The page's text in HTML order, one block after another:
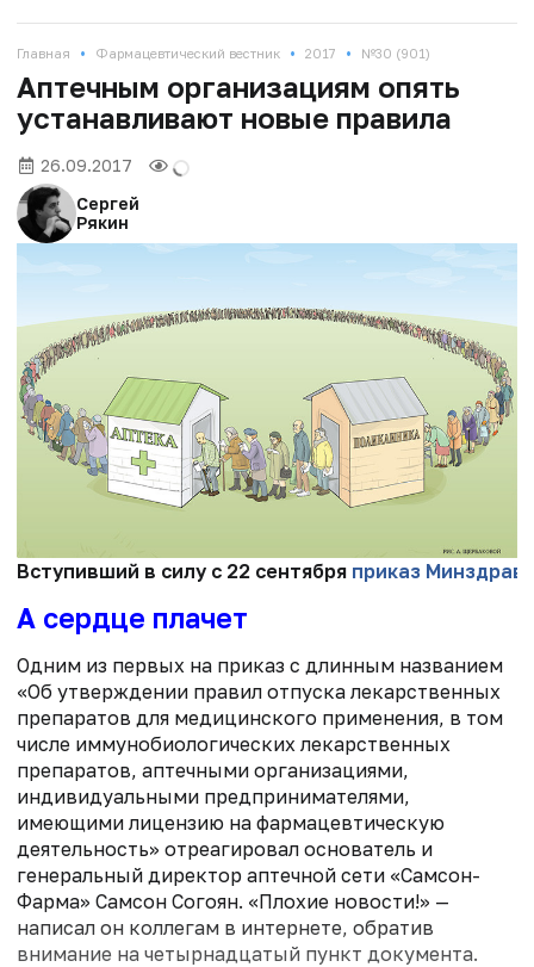
Главная • Фармацевтический вестник • 2017 • №30 (901)
Аптечным организациям опять
устанавливают новые правила
26.09.2017
Сергей
Рякин
Вступивший в силу с 22 сентября приказ
А сердце плачет
Одним из первых на приказ с длинным названием
«Об утверждении правил отпуска лекарственных
препаратов для медицинского применения, в том
числе иммунобиологических лекарственных
препаратов, аптечными организациями,
индивидуальными предпринимателями,
имеющими лицензию на фармацевтическую
деятельность» отреагировал основатель и
генеральный директор аптечной сети «Самсон-
Фарма» Самсон Согоян. «Плохие новости!» —
написал он коллегам в интернете, обратив
внимание на четырнадцатый пункт документа.